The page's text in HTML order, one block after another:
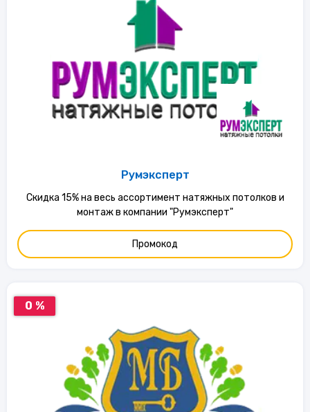
Румэксперт
Скидка 15% на весь ассортимент натяжных потолков и
монтаж в компании "Румэксперт"
Промокод
0 %